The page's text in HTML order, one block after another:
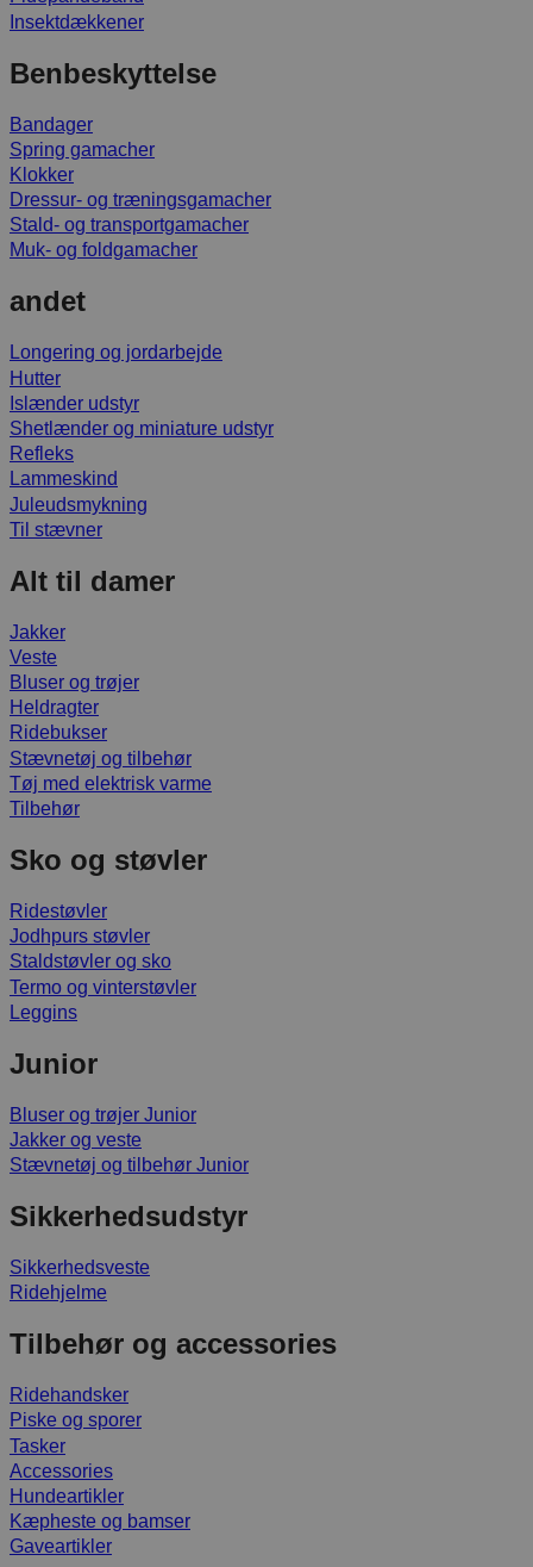
Insektdækkener
Benbeskyttelse
Bandager
Spring gamacher
Klokker
Dressur- og træningsgamacher
Stald- og transportgamacher
Muk- og foldgamacher
andet
Longering og jordarbejde
Hutter
Islænder udstyr
Shetlænder og miniature udstyr
Refleks
Lammeskind
Juleudsmykning
Til stævner
Alt til damer
Jakker
Veste
Bluser og trøjer
Heldragter
Ridebukser
Stævnetøj og tilbehør
Tøj med elektrisk varme
Tilbehør
Sko og støvler
Ridestøvler
Jodhpurs støvler
Staldstøvler og sko
Termo og vinterstøvler
Leggins
Junior
Bluser og trøjer Junior
Jakker og veste
Stævnetøj og tilbehør Junior
Sikkerhedsudstyr
Sikkerhedsveste
Ridehjelme
Tilbehør og accessories
Ridehandsker
Piske og sporer
Tasker
Accessories
Hundeartikler
Kæpheste og bamser
Gaveartikler